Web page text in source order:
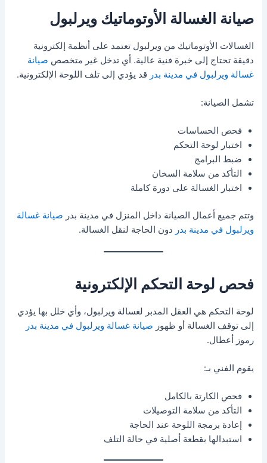
صيانة الغسالة الأوتوماتيك ويرلبول
الغسالات الأوتوماتيك من ويرلبول تعتمد على أنظمة إلكترونية
دقيقة تحتاج إلى خبرة فنية عالية. أي تدخل غير متخصص صيانة
غسالة ويرلبول في مدينة بدر قد يؤدي إلى تلف اللوحة الإلكترونية.
تشمل الصيانة:
فحص الحساسات
اختبار لوحة التحكم
ضبط البرامج
التأكد من سلامة السخان
اختبار الغسالة على دورة كاملة
وتتم جميع أعمال الصيانة داخل المنزل في مدينة بدر صيانة غسالة
ويرلبول في مدينة بدر دون الحاجة لنقل الغسالة.
فحص لوحة التحكم الإلكترونية
لوحة التحكم هي العقل المدبر لغسالة ويرلبول، وأي خلل بها يؤدي
إلى توقف الغسالة أو ظهور صيانة غسالة ويرلبول في مدينة بدر
رموز أعطال.
يقوم الفني بـ:
فحص الكارتة بالكامل
التأكد من سلامة التوصيلات
إعادة برمجة اللوحة عند الحاجة
استبدالها بقطعة أصلية في حالة التلف